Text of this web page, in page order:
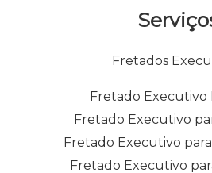
Fretados
Fretado Executivo
Fretado Executivo
Fretado Executivo
Fretado Executivo